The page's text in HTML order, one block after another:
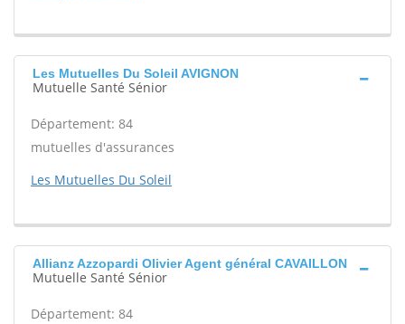
Les Mutuelles Du Soleil AVIGNON
Mutuelle Santé Sénior
Département: 84
mutuelles d'assurances
Les Mutuelles Du Soleil
Allianz Azzopardi Olivier Agent général CAVAILLON
Mutuelle Santé Sénior
Département: 84